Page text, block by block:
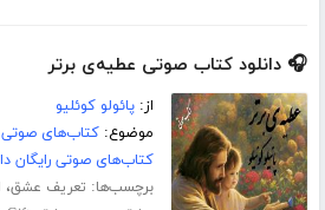
🎧 دانلود کتاب صوتی عطیه‌ی برتر
از:پائولو کوئلیو
موضوع:کتاب‌های صوتی
کتاب‌های صوتی رایگان
برچسب‌ها: تعریف عشق،